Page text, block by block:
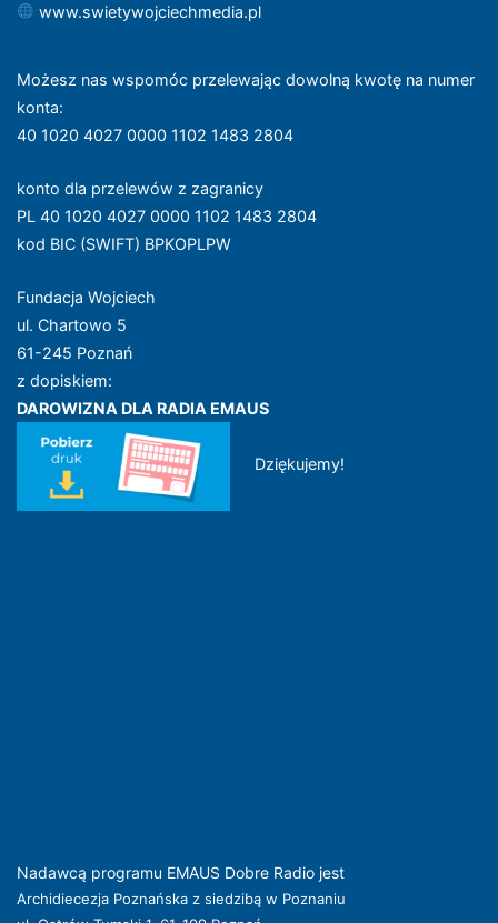
www.swietywojciechmedia.pl
Możesz nas wspomóc przelewając dowolną kwotę na numer
konta:
40 1020 4027 0000 1102 1483 2804
konto dla przelewów z zagranicy
PL 40 1020 4027 0000 1102 1483 2804
kod BIC (SWIFT) BPKOPLPW
Fundacja Wojciech
ul. Chartowo 5
61-245 Poznań
z dopiskiem:
DAROWIZNA DLA RADIA EMAUS
Dziękujemy!
Nadawcą programu EMAUS Dobre Radio jest
Archidiecezja Poznańska z siedzibą w Poznaniu